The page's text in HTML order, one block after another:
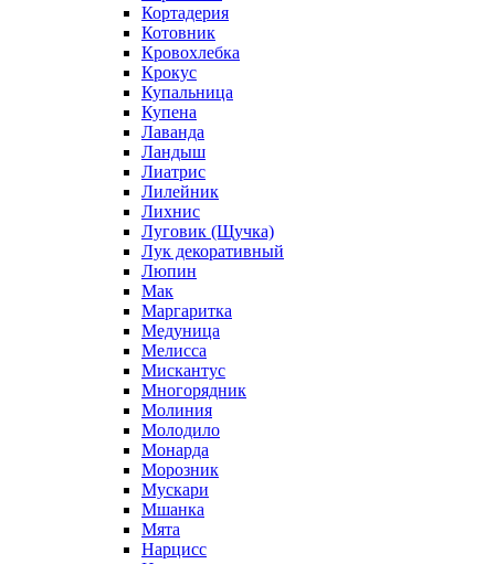
Кортадерия
Котовник
Кровохлебка
Крокус
Купальница
Купена
Лаванда
Ландыш
Лиатрис
Лилейник
Лихнис
Луговик (Щучка)
Лук декоративный
Люпин
Мак
Маргаритка
Медуница
Мелисса
Мискантус
Многорядник
Молиния
Молодило
Монарда
Морозник
Мускари
Мшанка
Мята
Нарцисс